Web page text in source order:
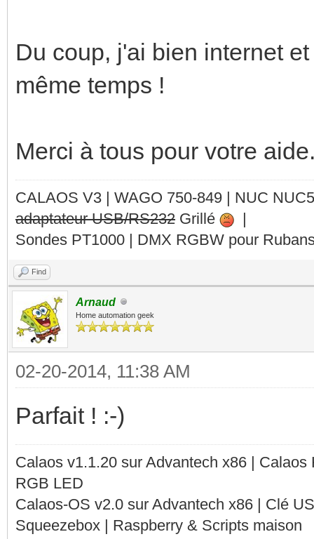
Du coup, j'ai bien internet
même temps !
Merci à tous pour votre
CALAOS V3 | WAGO 750-849 | NUC
adaptateur USB/RS232 Grillé
|
Sondes PT1000 | DMX RGBW pour
Find
Arnaud
Home automation geek
02-20-2014, 11:38 AM
Parfait ! :-)
Calaos v1.1.20 sur Advantech x86 |
RGB LED
Calaos-OS v2.0 sur Advantech x86 | Clé
Squeezebox | Raspberry & Scripts maison